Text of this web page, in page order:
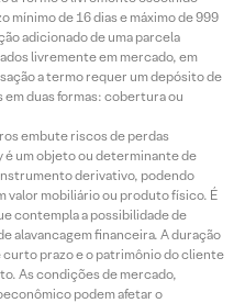
de 16 dias e máximo de 999
adicionado de uma parcela
livremente em mercado, em
a termo requer um depósito de
em duas formas: cobertura ou
embute riscos de perdas
um objeto ou determinante de
derivativo, podendo
valor mobiliário ou produto físico. É
contempla a possibilidade de
alavancagem financeira. A duração
prazo e o patrimônio do cliente
As condições de mercado,
podem afetar o